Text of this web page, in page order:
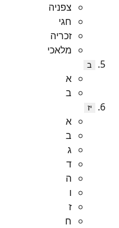
צפניה
חגי
זכריה
מלאכי
ב
א
ב
יז
א
ב
ג
ד
ה
ו
ז
ח